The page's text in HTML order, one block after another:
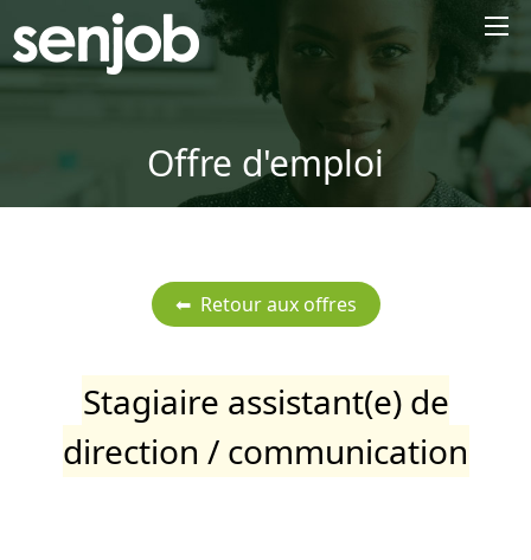
Offre d'emploi
Stagiaire assistant(e) de
direction / communication